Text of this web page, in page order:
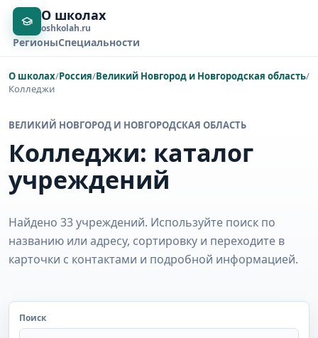
О школах
oshkolah.ru
РегионыСпециальности
О школах/Россия/Великий Новгород и Новгородская область/
Колледжи
ВЕЛИКИЙ НОВГОРОД И НОВГОРОДСКАЯ ОБЛАСТЬ
Колледжи: каталог
учреждений
Найдено 33 учреждений. Используйте поиск по
названию или адресу, сортировку и переходите в
карточки с контактами и подробной информацией.
Поиск